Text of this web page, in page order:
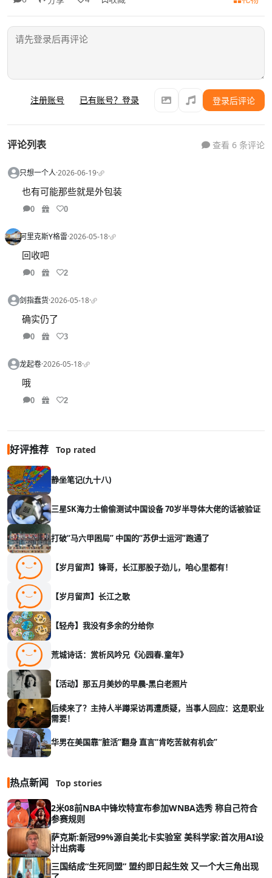
注册账号 已有账号？登录 登录后评论
评论列表 查看 6 条评论
只想一个人·2026-06-19·
也有可能那些就是外包装
0 0
阿里克斯Y格雷·2026-05-18·
回收吧
0 2
剑指蠢货·2026-05-18·
确实仍了
0 3
龙起卷·2026-05-18·
哦
0 2
好评推荐 Top rated
静坐笔记(九十八)
三星SK海力士偷偷测试中国设备 70岁半导体大佬的话被验证
打破“马六甲困局” 中国的“苏伊士运河”跑通了
【岁月留声】锋哥，长江那股子劲儿，咱心里都有！
【岁月留声】长江之歌
【轻舟】我没有多余的分给你
荒城诗话：赏析风吟兄《沁园春.童年》
【活动】那五月美妙的早晨-黑白老照片
后续来了？主持人半蹲采访再遭质疑，当事人回应：这是职业
需要！
华男在美国靠“脏活”翻身 直言“肯吃苦就有机会”
热点新闻 Top stories
2米08前NBA中锋坎特宣布参加WNBA选秀 称自己符合
参赛规则
萨克斯:新冠99%源自美北卡实验室 美科学家:首次用AI设
计出病毒
三国结成“生死同盟” 盟约即日起生效 又一个大三角出现